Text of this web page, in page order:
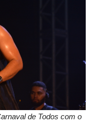
de Todos com o